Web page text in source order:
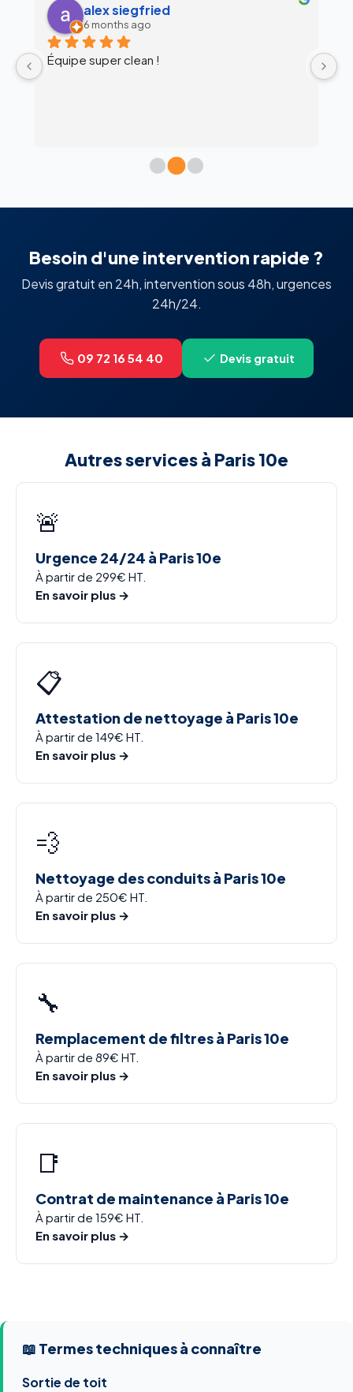
alex siegfried
6 months ago
Équipe super clean !
Besoin d'une intervention rapide ?
Devis gratuit en 24h, intervention sous 48h, urgences
24h/24.
09 72 16 54 40 Devis gratuit
Autres services à Paris 10e
🚨
Urgence 24/24 à Paris 10e
À partir de 299€ HT.
En savoir plus →
📋
Attestation de nettoyage à Paris 10e
À partir de 149€ HT.
En savoir plus →
💨
Nettoyage des conduits à Paris 10e
À partir de 250€ HT.
En savoir plus →
🔧
Remplacement de filtres à Paris 10e
À partir de 89€ HT.
En savoir plus →
📑
Contrat de maintenance à Paris 10e
À partir de 159€ HT.
En savoir plus →
📖 Termes techniques à connaître
Sortie de toit